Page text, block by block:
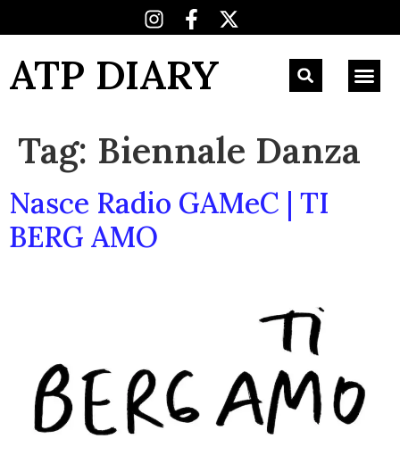
ATP DIARY
Tag: Biennale Danza
Nasce Radio GAMeC | TI
BERG AMO